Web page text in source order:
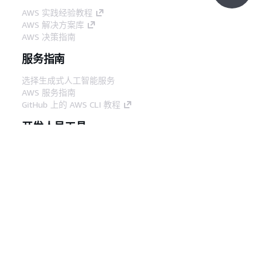
AWS 实践经验教程
AWS 解决方案库
AWS 决策指南
服务指南
选择生成式人工智能服务
AWS 服务指南
GitHub 上的 AWS CLI 教程
开发人员工具